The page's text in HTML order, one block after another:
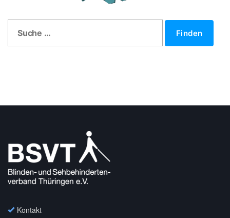
for:
Finden
Kontakt